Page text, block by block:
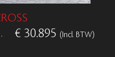
€ 30.895 (Incl. BTW)